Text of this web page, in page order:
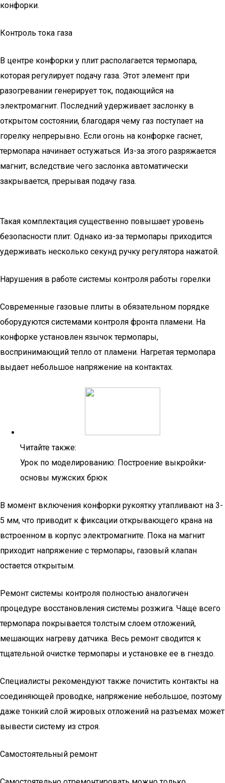
конфорки.
Контроль тока газа
В центре конфорки у плит располагается термопара,
которая регулирует подачу газа. Этот элемент при
разогревании генерирует ток, подающийся на
электромагнит. Последний удерживает заслонку в
открытом состоянии, благодаря чему газ поступает на
горелку непрерывно. Если огонь на конфорке гаснет,
термопара начинает остужаться. Из-за этого разряжается
магнит, вследствие чего заслонка автоматически
закрывается, прерывая подачу газа.
Такая комплектация существенно повышает уровень
безопасности плит. Однако из-за термопары приходится
удерживать несколько секунд ручку регулятора нажатой.
Нарушения в работе системы контроля работы горелки
Современные газовые плиты в обязательном порядке
оборудуются системами контроля фронта пламени. На
конфорке установлен язычок термопары,
воспринимающий тепло от пламени. Нагретая термопара
выдает небольшое напряжение на контактах.
Читайте также:
Урок по моделированию: Построение выкройки-
основы мужских брюк
В момент включения конфорки рукоятку утапливают на 3-
5 мм, что приводит к фиксации открывающего крана на
встроенном в корпус электромагните. Пока на магнит
приходит напряжение с термопары, газовый клапан
остается открытым.
Ремонт системы контроля полностью аналогичен
процедуре восстановления системы розжига. Чаще всего
термопара покрывается толстым слоем отложений,
мешающих нагреву датчика. Весь ремонт сводится к
тщательной очистке термопары и установке ее в гнездо.
Специалисты рекомендуют также почистить контакты на
соединяющей проводке, напряжение небольшое, поэтому
даже тонкий слой жировых отложений на разъемах может
вывести систему из строя.
Самостоятельный ремонт